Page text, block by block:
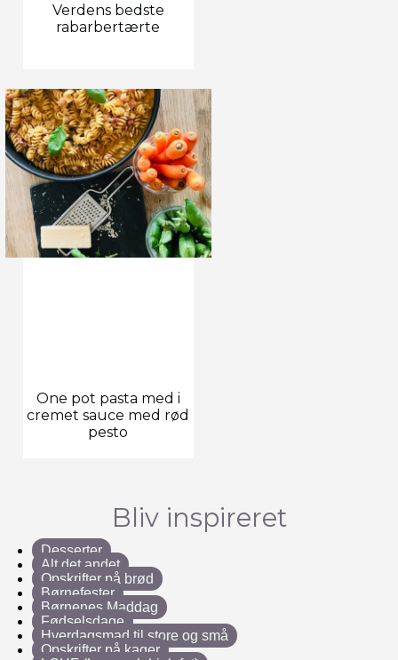
Verdens bedste
rabarbertærte
One pot pasta med i
cremet sauce med rød
pesto
Bliv inspireret
Desserter
Alt det andet
Opskrifter på brød
Børnefester
Børnenes Maddag
Fødselsdage
Hverdagsmad til store og små
Opskrifter på kager